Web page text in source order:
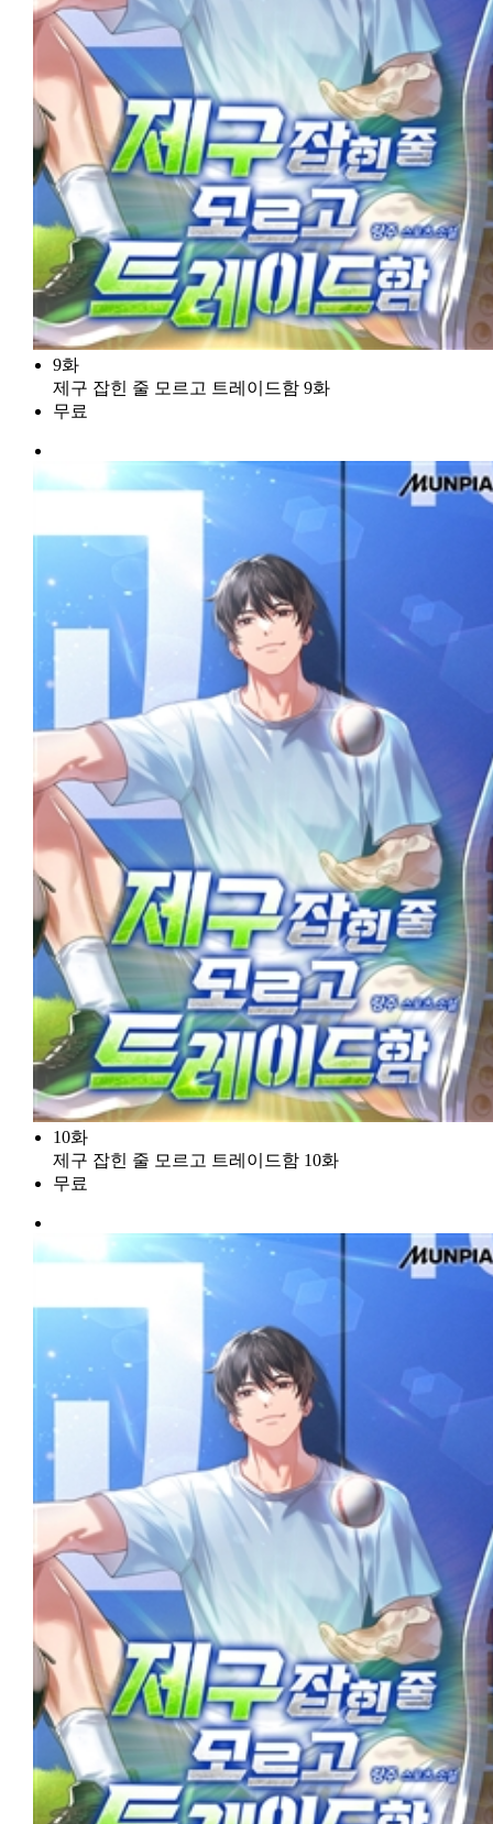
9화
제구 잡힌 줄 모르고 트레이드함 9화
무료
10화
제구 잡힌 줄 모르고 트레이드함 10화
무료